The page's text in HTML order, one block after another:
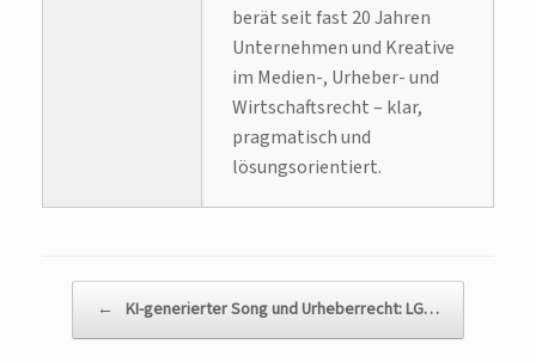
berät seit fast 20 Jahren
Unternehmen und Kreative
im Medien-, Urheber- und
Wirtschaftsrecht – klar,
pragmatisch und
lösungsorientiert.
← KI-generierter Song und Urheberrecht: LG…